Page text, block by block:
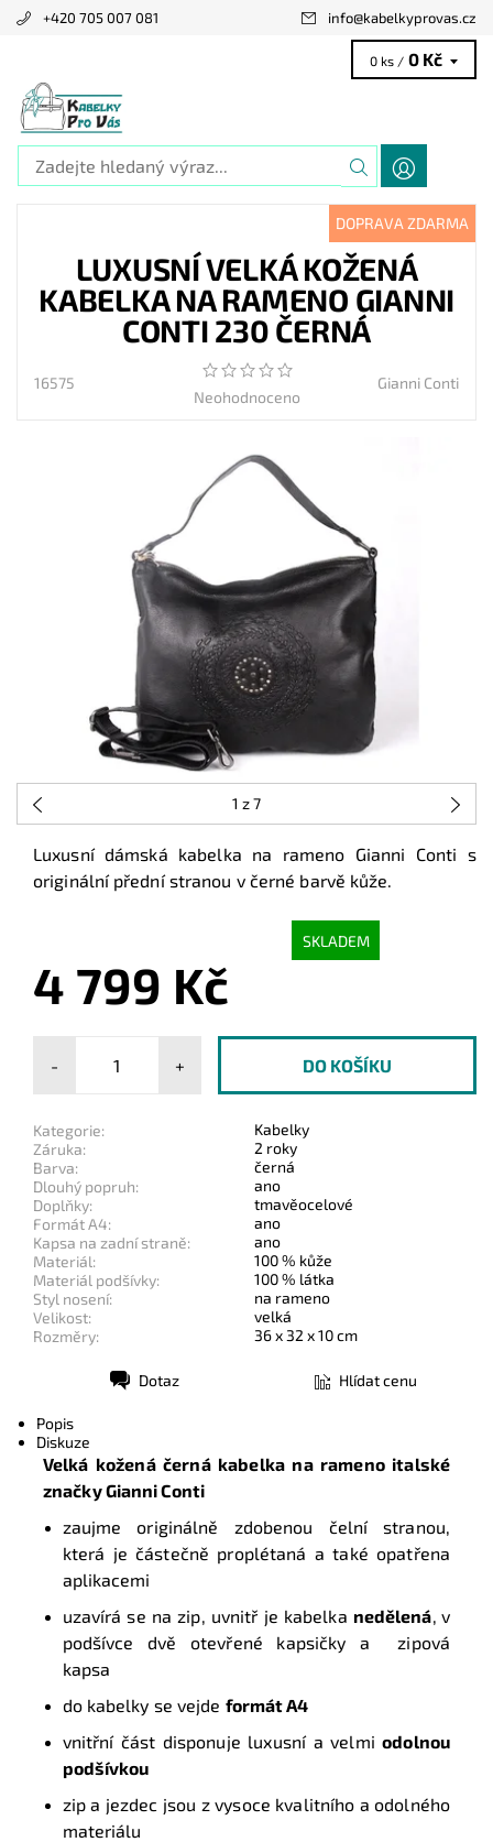
+420 705 007 081 info@kabelkyprovas.cz
0 ks / 0 Kč
DOPRAVA ZDARMA
LUXUSNÍ VELKÁ KOŽENÁ
KABELKA NA RAMENO GIANNI
CONTI 230 ČERNÁ
16575
Neohodnoceno
Gianni Conti
1 z 7
Luxusní dámská kabelka na rameno Gianni Conti s
originální přední stranou v černé barvě kůže.
SKLADEM
4 799 Kč
- +
Kategorie:
Kabelky
Záruka:
2 roky
Barva:
černá
Dlouhý popruh:
ano
Doplňky:
tmavěocelové
Formát A4:
ano
Kapsa na zadní straně:
ano
Materiál:
100 % kůže
Materiál podšívky:
100 % látka
Styl nosení:
na rameno
Velikost:
velká
Rozměry:
36 x 32 x 10 cm
Dotaz Hlídat cenu
Popis
Diskuze
Velká kožená černá kabelka na rameno italské
značkyGianni Conti
zaujme originálně zdobenou čelní stranou,
která je částečně proplétaná a také opatřena
aplikacemi
uzavírá se na zip, uvnitř je kabelka nedělená v
podšívce dvě otevřené kapsičky a zipová
kapsa
do kabelky se vejde formát A4
vnitřní část disponuje luxusní a velmiodolnou
podšívkou
zip a jezdec jsou z vysoce kvalitního a odolného
materiálu